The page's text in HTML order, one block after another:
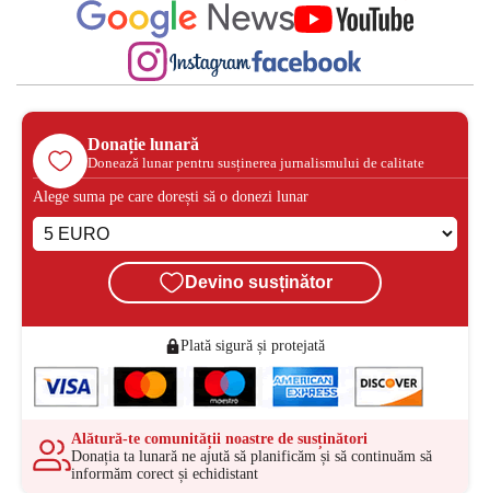
Donație lunară
Donează lunar pentru susținerea jurnalismului de calitate
Alege suma pe care dorești să o donezi lunar
Devino susținător
Plată sigură și protejată
Alătură-te comunității noastre de susținători
Donația ta lunară ne ajută să planificăm și să continuăm să
informăm corect și echidistant